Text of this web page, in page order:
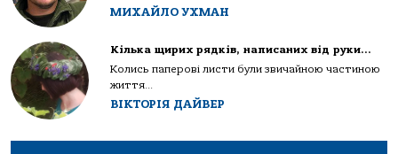
МИХАЙЛО УХМАН
Кілька щирих рядків, написаних від руки…
Колись паперові листи були звичайною частиною
життя...
ВІКТОРІЯ ДАЙВЕР